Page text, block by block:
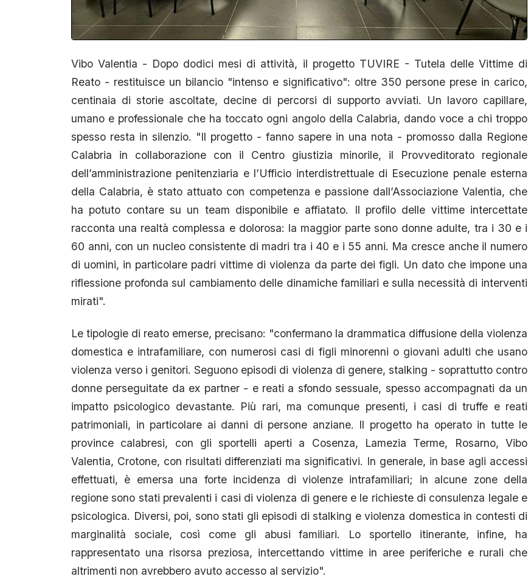
Vibo Valentia - Dopo dodici mesi di attività, il progetto TUVIRE - Tutela delle Vittime di
Reato - restituisce un bilancio "intenso e significativo": oltre 350 persone prese in carico,
centinaia di storie ascoltate, decine di percorsi di supporto avviati. Un lavoro capillare,
umano e professionale che ha toccato ogni angolo della Calabria, dando voce a chi troppo
spesso resta in silenzio. "Il progetto - fanno sapere in una nota - promosso dalla Regione
Calabria in collaborazione con il Centro giustizia minorile, il Provveditorato regionale
dell’amministrazione penitenziaria e l’Ufficio interdistrettuale di Esecuzione penale esterna
della Calabria, è stato attuato con competenza e passione dall’Associazione Valentia, che
ha potuto contare su un team disponibile e affiatato. Il profilo delle vittime intercettate
racconta una realtà complessa e dolorosa: la maggior parte sono donne adulte, tra i 30 e i
60 anni, con un nucleo consistente di madri tra i 40 e i 55 anni. Ma cresce anche il numero
di uomini, in particolare padri vittime di violenza da parte dei figli. Un dato che impone una
riflessione profonda sul cambiamento delle dinamiche familiari e sulla necessità di interventi
mirati".
Le tipologie di reato emerse, precisano: "confermano la drammatica diffusione della violenza
domestica e intrafamiliare, con numerosi casi di figli minorenni o giovani adulti che usano
violenza verso i genitori. Seguono episodi di violenza di genere, stalking - soprattutto contro
donne perseguitate da ex partner - e reati a sfondo sessuale, spesso accompagnati da un
impatto psicologico devastante. Più rari, ma comunque presenti, i casi di truffe e reati
patrimoniali, in particolare ai danni di persone anziane. Il progetto ha operato in tutte le
province calabresi, con gli sportelli aperti a Cosenza, Lamezia Terme, Rosarno, Vibo
Valentia, Crotone, con risultati differenziati ma significativi. In generale, in base agli accessi
effettuati, è emersa una forte incidenza di violenze intrafamiliari; in alcune zone della
regione sono stati prevalenti i casi di violenza di genere e le richieste di consulenza legale e
psicologica. Diversi, poi, sono stati gli episodi di stalking e violenza domestica in contesti di
marginalità sociale, così come gli abusi familiari. Lo sportello itinerante, infine, ha
rappresentato una risorsa preziosa, intercettando vittime in aree periferiche e rurali che
altrimenti non avrebbero avuto accesso al servizio".